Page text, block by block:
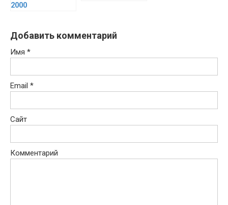
2000
Добавить комментарий
Имя *
Email *
Сайт
Комментарий